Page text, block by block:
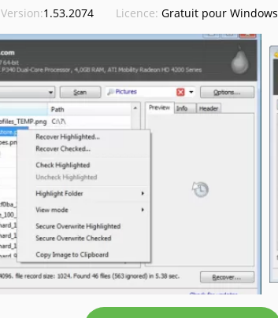
Version:1.53.2074 Licence: Gratuit pour Windows